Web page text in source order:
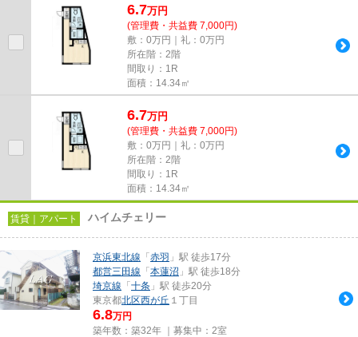
6.7万円
(管理費・共益費 7,000円)
敷：0万円｜礼：0万円
所在階：2階
間取り：1R
面積：14.34㎡
6.7万円
(管理費・共益費 7,000円)
敷：0万円｜礼：0万円
所在階：2階
間取り：1R
面積：14.34㎡
賃貸｜アパート ハイムチェリー
京浜東北線 「 赤羽 」駅 徒歩17分
都営三田線 「 本蓮沼 」駅 徒歩18分
埼京線 「 十条 」駅 徒歩20分
東京都北区西が丘 １丁目
6.8万円
築年数：築32年 ｜募集中： 2室